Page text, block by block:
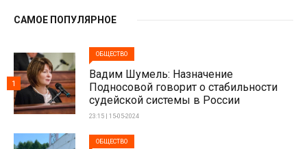
САМОЕ ПОПУЛЯРНОЕ
ОБЩЕСТВО
Вадим Шумель: Назначение
Подносовой говорит о стабильности
судейской системы в России
23:15 | 15-05-2024
1
ОБЩЕСТВО